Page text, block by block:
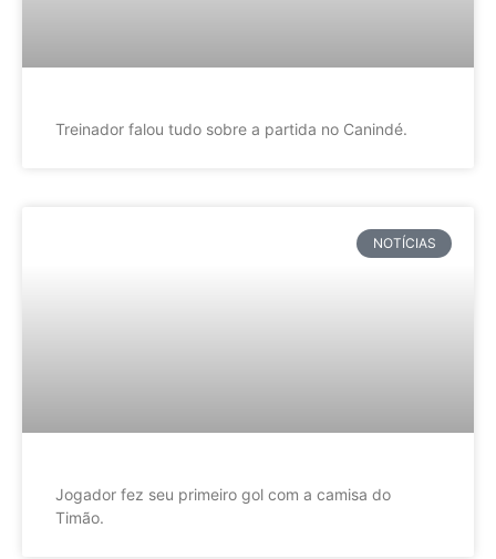
Treinador falou tudo sobre a partida no Canindé.
NOTÍCIAS
Jogador fez seu primeiro gol com a camisa do
Timão.